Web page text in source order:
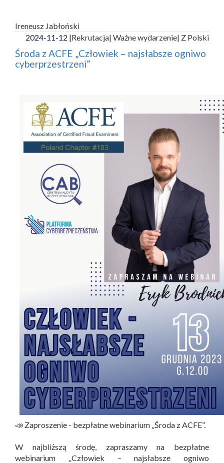
Ireneusz Jabłoński
2024-11-12 |Rekrutacja| Ważne wydarzenie| Z Polski
Środa z ACFE „Człowiek – najsłabsze ogniwo
cyberprzestrzeni”
📣 Zaproszenie - bezpłatne webinarium „Środa z ACFE”.
W najbliższą środę, zapraszamy na bezpłatne
webinarium „Człowiek – najsłabsze ogniwo